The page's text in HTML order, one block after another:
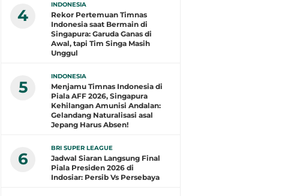
4
INDONESIA
Rekor Pertemuan Timnas
Indonesia saat Bermain di
Singapura: Garuda Ganas di
Awal, tapi Tim Singa Masih
Unggul
5
INDONESIA
Menjamu Timnas Indonesia di
Piala AFF 2026, Singapura
Kehilangan Amunisi Andalan:
Gelandang Naturalisasi asal
Jepang Harus Absen!
6
BRI SUPER LEAGUE
Jadwal Siaran Langsung Final
Piala Presiden 2026 di
Indosiar: Persib Vs Persebaya